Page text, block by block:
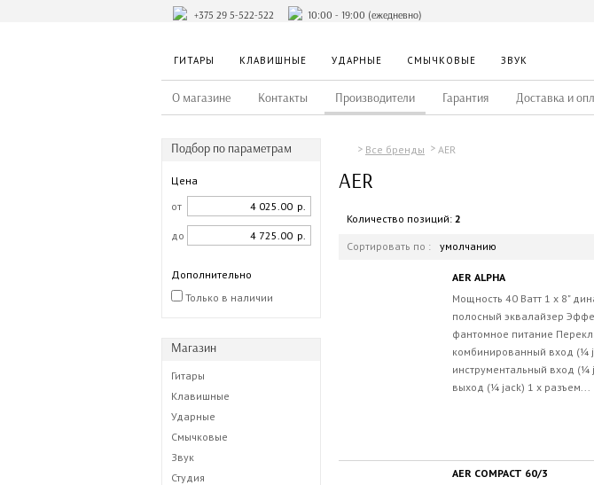
+375 29 5-522-522 10:00 - 19:00 (ежедневно)
ГИТАРЫ КЛАВИШНЫЕ УДАРНЫЕ СМЫЧКОВЫЕ ЗВУК
О магазине Контакты Производители Гарантия Доставка и
Подбор по параметрам
Цена
от
р.
до р.
Дополнительно
Только в наличии
Магазин
Гитары
Клавишные
Ударные
Смычковые
Звук
Студия
Все бренды AER
AER
Количество позиций: 2
Сортировать по : умолчанию
AER ALPHA
Мощность 40 Ватт 1 x 8"
полосный эквалайзер
фантомное питание
комбинированный вход (¼
инструментальный вход (¼
выход (¼ jack) 1 x разъем...
AER COMPACT 60/3